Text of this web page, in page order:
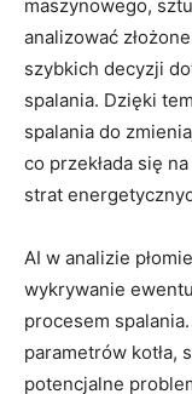
⁣maszynowego,
analizować
szybkich decyzji
spalania. Dzięki
spalania do
⁣co przekłada się⁤
strat
AI w analizie​
wykrywanie
⁢procesem
parametrów kotła,
potencjalne⁢